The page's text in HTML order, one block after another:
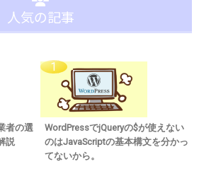
人気の記事
者の選
説
WordPressでjQueryの$が使えない
のはJavaScriptの基本構文を分かっ
てないから。